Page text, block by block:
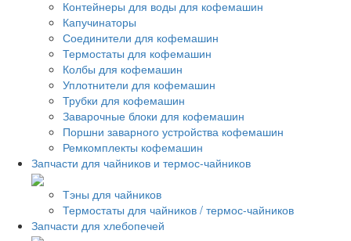
Контейнеры для воды для кофемашин
Капучинаторы
Соединители для кофемашин
Термостаты для кофемашин
Колбы для кофемашин
Уплотнители для кофемашин
Трубки для кофемашин
Заварочные блоки для кофемашин
Поршни заварного устройства кофемашин
Ремкомплекты кофемашин
Запчасти для чайников и термос-чайников
Тэны для чайников
Термостаты для чайников / термос-чайников
Запчасти для хлебопечей